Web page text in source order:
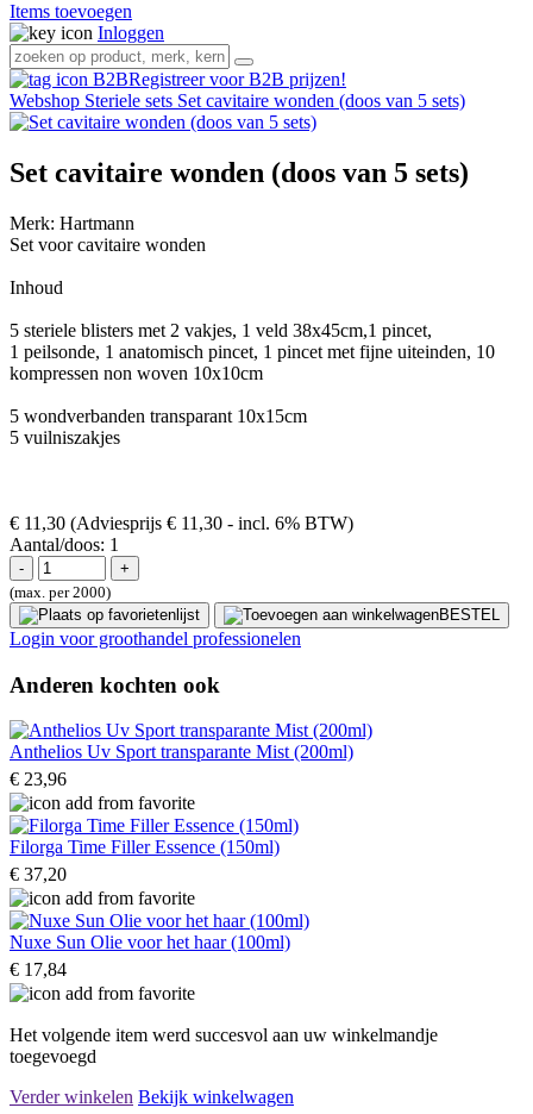
Items toevoegen
Inloggen
Registreer voor B2B prijzen!
Webshop Steriele sets Set cavitaire wonden (doos van 5 sets)
Set cavitaire wonden (doos van 5 sets)
Merk: Hartmann
Set voor cavitaire wonden
Inhoud
5 steriele blisters met 2 vakjes, 1 veld 38x45cm,1 pincet,
1 peilsonde, 1 anatomisch pincet, 1 pincet met fijne uiteinden, 10
kompressen non woven 10x10cm
5 wondverbanden transparant 10x15cm
5 vuilniszakjes
€ 11,30 (Adviesprijs € 11,30 - incl. 6% BTW)
Aantal/doos: 1
(max. per 2000)
BESTEL
Login voor groothandel professionelen
Anderen kochten ook
Anthelios Uv Sport transparante Mist (200ml)
€ 23,96
Filorga Time Filler Essence (150ml)
€ 37,20
Nuxe Sun Olie voor het haar (100ml)
€ 17,84
Het volgende item werd succesvol aan uw winkelmandje
toegevoegd
Verder winkelen Bekijk winkelwagen